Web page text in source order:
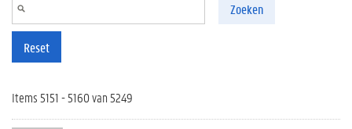
Zoeken
Reset
Items 5151 - 5160 van 5249